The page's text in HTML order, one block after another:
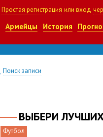
Простая регистрация или вход
Армейцы История
Поиск записи
ВЫБЕРИ
Футбол